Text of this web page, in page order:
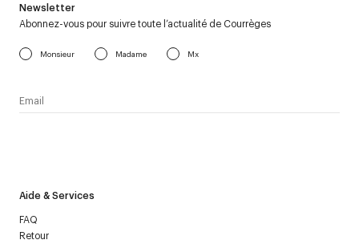
Aide & Services
FAQ
Retour
Newsletter
Abonnez-vous pour suivre toute l’actualité de Courrèges
Monsieur Madame Mx